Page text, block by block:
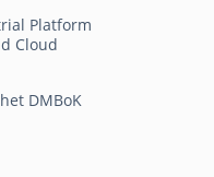
Platform
Cloud
DMBoK